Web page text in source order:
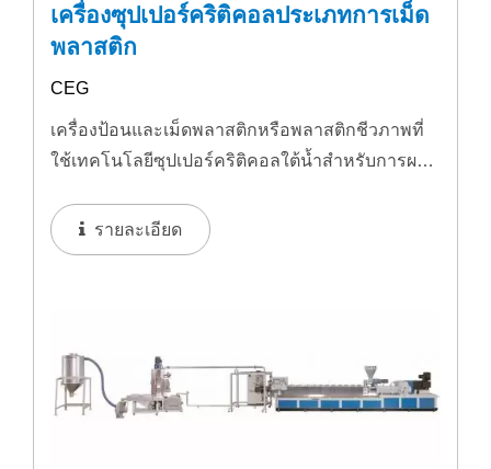
เครื่องซุปเปอร์คริติคอลประเภทการเม็ด
พลาสติก
CEG
เครื่องป้อนและเม็ดพลาสติกหรือพลาสติกชีวภาพที่
ใช้เทคโนโลยีซุปเปอร์คริติคอลใต้น้ำสำหรับการผสม
รายละเอียด